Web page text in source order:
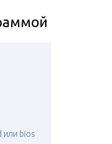
или bios